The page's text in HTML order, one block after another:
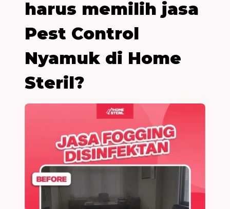
harus memilih jasa
Pest Control
Nyamuk di Home
Steril?